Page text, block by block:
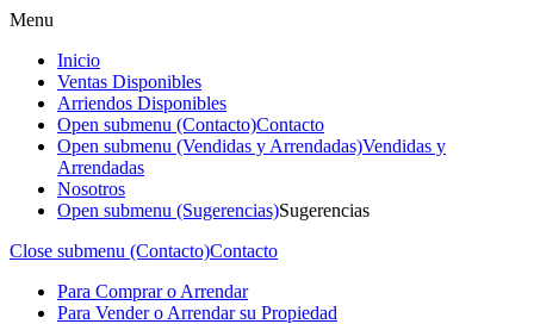
Menu
Inicio
Ventas Disponibles
Arriendos Disponibles
Open submenu (Contacto)Contacto
Open submenu (Vendidas y Arrendadas)Vendidas y
Arrendadas
Nosotros
Open submenu (Sugerencias)Sugerencias
Close submenu (Contacto)Contacto
Para Comprar o Arrendar
Para Vender o Arrendar su Propiedad